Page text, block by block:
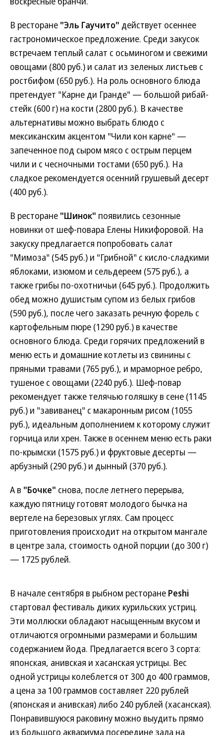
В ресторане "Эль Гаучито" действует осеннее
гастрономическое предложение. Среди закусок
встречаем теплый салат с осьминогом и свежими
овощами (800 руб.) и салат из зеленых листьев с
ростбифом (650 руб.). На роль основного блюда
претендует "Карне ди Гранде" — большой рибай-
стейк (600 г) на кости (2800 руб.). В качестве
альтернативы можно выбрать блюдо с
мексиканским акцентом "Чили кон карне" —
запеченное под сыром мясо с острым перцем
чили и с чесночными тостами (650 руб.). На
сладкое рекомендуется осенний грушевый десерт
(400 руб.).
В ресторане "Шинок" появились сезонные
новинки от шеф-повара Елены Никифоровой. На
закуску предлагается попробовать салат
"Мимоза" (545 руб.) и "Грибной" с кисло-сладкими
яблоками, изюмом и сельдереем (575 руб.), а
также грибы по-охотничьи (645 руб.). Продолжить
обед можно душистым супом из белых грибов
(590 руб.), после чего заказать речную форель с
картофельным пюре (1290 руб.) в качестве
основного блюда. Среди горячих предложений в
меню есть и домашние котлеты из свинины с
пряными травами (765 руб.), и мраморное ребро,
тушеное с овощами (2240 руб.). Шеф-повар
рекомендует также телячью голяшку в сене (1145
руб.) и "завиванец" с макаронным рисом (1055
руб.), идеальным дополнением к которому служит
горчица или хрен. Также в осеннем меню есть раки
по-крымски (1575 руб.) и фруктовые десерты —
арбузный (290 руб.) и дынный (370 руб.).
А в "Бочке" снова, после летнего перерыва,
каждую пятницу готовят молодого бычка на
вертеле на березовых углях. Сам процесс
приготовления происходит на открытом мангале
в центре зала, стоимость одной порции (до 300 г)
— 1725 рублей.
В начале сентября в рыбном ресторане Peshi
стартовал фестиваль диких курильских устриц.
Эти моллюски обладают насыщенным вкусом и
отличаются огромными размерами и большим
содержанием йода. Предлагается всего 3 сорта:
японская, анивская и хасанская устрицы. Вес
одной устрицы колеблется от 300 до 400 граммов,
а цена за 100 граммов составляет 220 рублей
(японская и анивская) либо 240 рублей (хасанская).
Понравившуюся раковину можно выудить прямо
из большого аквариума посередине зала на